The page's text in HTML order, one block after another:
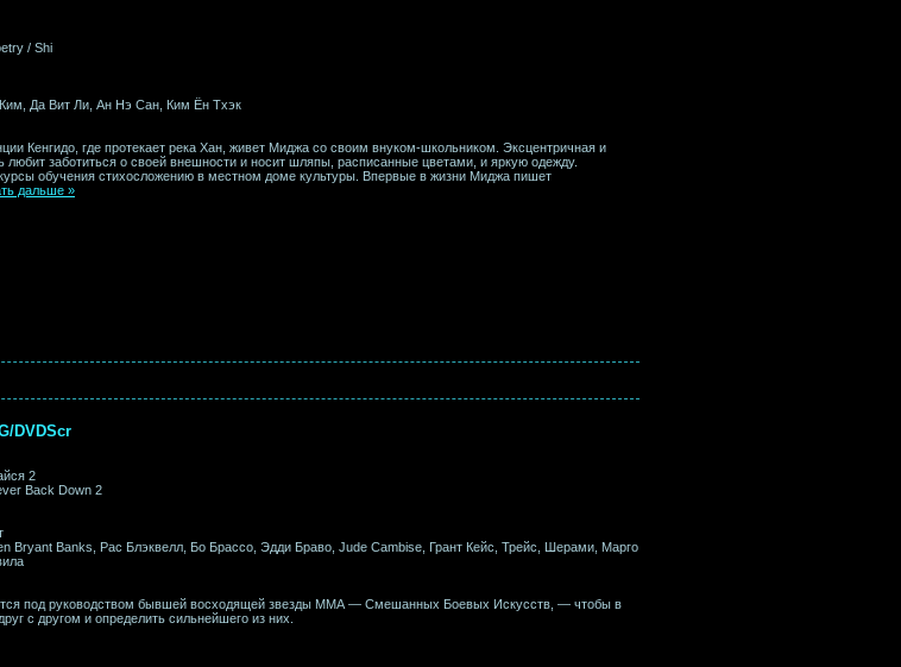
/ Shi
Да Вит Ли, Ан Нэ Сан, Ким Ён Тхэк
Кенгидо, где протекает река Хан, живет Миджа со своим внуком-школьником. Эксцентричная и
заботиться о своей внешности и носит шляпы, расписанные цветами, и яркую одежду.
обучения стихосложению в местном доме культуры. Впервые в жизни Миджа пишет
дальше »
DVDScr
2
Back Down 2
Bryant Banks, Рас Блэквелл, Бо Брассо, Эдди Браво, Jude Cambise, Грант Кейс, Трейс, Шерами, Марго
под руководством бывшей восходящей звезды ММА — Смешанных Боевых Искусств, — чтобы в
с другом и определить сильнейшего из них.